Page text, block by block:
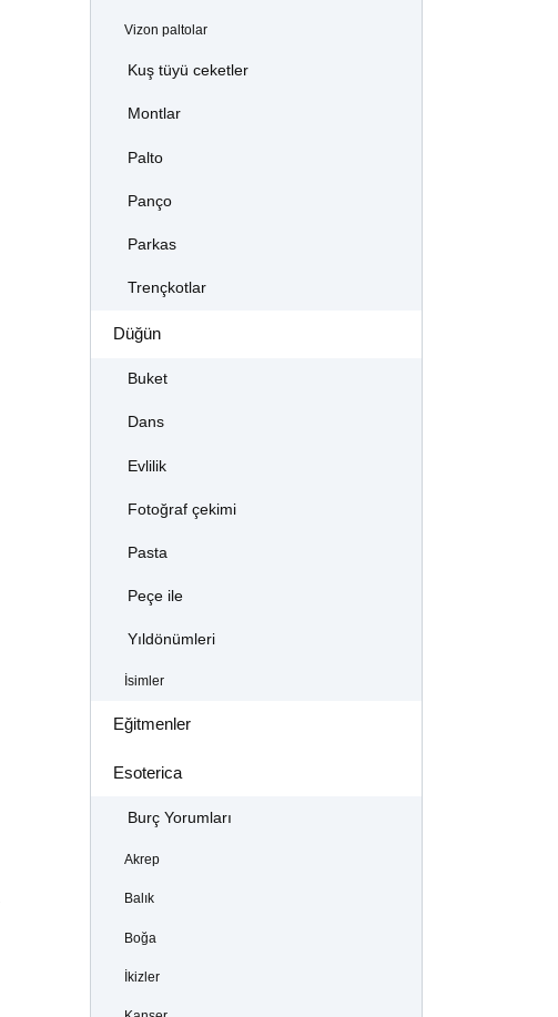
Vizon paltolar
Kuş tüyü ceketler
Montlar
Palto
Panço
Parkas
Trençkotlar
Düğün
Buket
Dans
Evlilik
Fotoğraf çekimi
Pasta
Peçe ile
Yıldönümleri
İsimler
Eğitmenler
Esoterica
Burç Yorumları
Akrep
Balık
Boğa
İkizler